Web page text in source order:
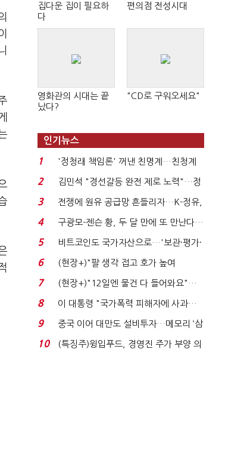
집다운 집이 필요하
다
편의점 전성시대
영화관의 시대는 끝
났다?
"CD로 구워오세요"
인기뉴스
1
'정청래 책임론' 꺼낸 친명계…친청계
는 추가투표 때리기...
2
김민석 "경선갈등 완전 제로 노력"…정
청래 "반명 공세 사...
3
전쟁에 원유 공급망 흔들리자…K-정유,
에너지안보 핵심...
4
구광모-젠슨 황, 두 달 만에 또 만난다…
로봇·AI 등 논...
5
비트코인도 국가자산으로…'보관·평가·
처분' 기준은 ...
6
(현장+)"팔 생각 접고 호가 높여
요"…'덜 똘똘한 한 채' 20...
7
(현장+)"12일엔 물건 다 들어와요"…
빈 매대 채우며 문 연 ...
8
이 대통령 "국가폭력 피해자에 사과…
적극적 조사로 진...
9
중국 이어 대만도 설비투자…메모리 ‘삼
국전쟁’
10
(특징주)윙입푸드, 경영진 주가 부양 의